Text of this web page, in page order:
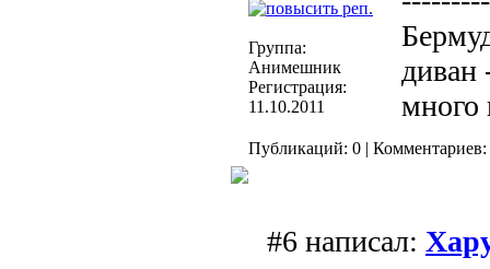
Группа:
Анимешник
Регистрация:
11.10.2011
диван
много
Публикаций: 0 | Комментариев:
#6 написал: